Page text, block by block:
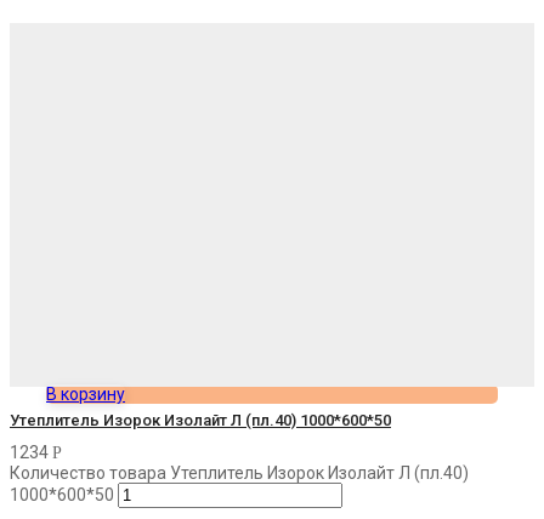
В корзину
Утеплитель Изорок Изолайт Л (пл.40) 1000*600*50
1234 Р
Количество товара Утеплитель Изорок Изолайт Л (пл.40)
1000*600*50